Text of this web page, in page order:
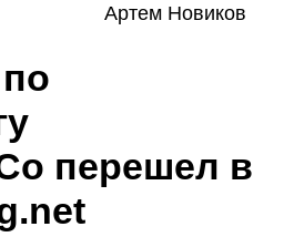
Артем Новиков
перешел в